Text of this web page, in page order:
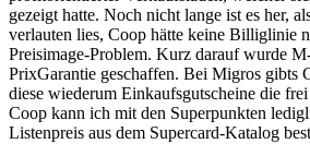
gezeigt hatte. Noch nicht lange ist es her,
verlauten lies, Coop hätte keine Billiglinie
Preisimage-Problem. Kurz darauf wurde
PrixGarantie geschaffen. Bei Migros gibts
diese wiederum Einkaufsgutscheine die
Coop kann ich mit den Superpunkten
Listenpreis aus dem Supercard-Katalog